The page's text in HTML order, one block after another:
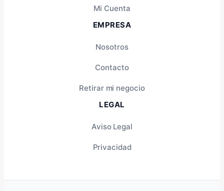
Mi Cuenta
EMPRESA
Nosotros
Contacto
Retirar mi negocio
LEGAL
Aviso Legal
Privacidad